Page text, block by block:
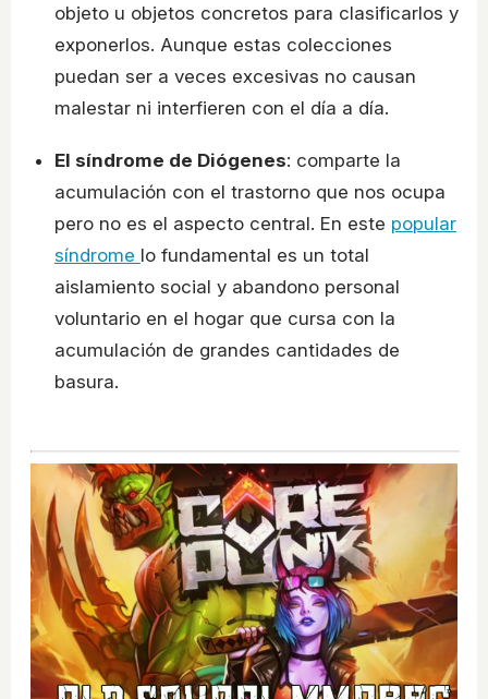
objeto u objetos concretos para clasificarlos y
exponerlos. Aunque estas colecciones
puedan ser a veces excesivas no causan
malestar ni interfieren con el día a día.
El síndrome de Diógenes: comparte la
acumulación con el trastorno que nos ocupa
pero no es el aspecto central. En este popular
síndrome lo fundamental es un total
aislamiento social y abandono personal
voluntario en el hogar que cursa con la
acumulación de grandes cantidades de
basura.